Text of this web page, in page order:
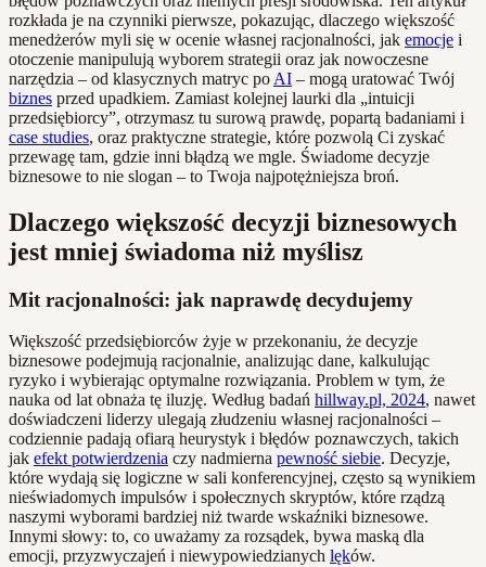
rozkłada je na czynniki pierwsze, pokazując, dlaczego większość
menedżerów myli się w ocenie własnej racjonalności, jak emocje i
otoczenie manipulują wyborem strategii oraz jak nowoczesne
narzędzia – od klasycznych matryc po AI – mogą uratować Twój
biznes przed upadkiem. Zamiast kolejnej laurki dla „intuicji
przedsiębiorcy”, otrzymasz tu surową prawdę, popartą badaniami i
case studies, oraz praktyczne strategie, które pozwolą Ci zyskać
przewagę tam, gdzie inni błądzą we mgle. Świadome decyzje
biznesowe to nie slogan – to Twoja najpotężniejsza broń.
Dlaczego większość decyzji biznesowych
jest mniej świadoma niż myślisz
Mit racjonalności: jak naprawdę decydujemy
Większość przedsiębiorców żyje w przekonaniu, że decyzje
biznesowe podejmują racjonalnie, analizując dane, kalkulując
ryzyko i wybierając optymalne rozwiązania. Problem w tym, że
nauka od lat obnaża tę iluzję. Według badań hillway.pl, 2024, nawet
doświadczeni liderzy ulegają złudzeniu własnej racjonalności –
codziennie padają ofiarą heurystyk i błędów poznawczych, takich
jak efekt potwierdzenia czy nadmierna pewność siebie. Decyzje,
które wydają się logiczne w sali konferencyjnej, często są wynikiem
nieświadomych impulsów i społecznych skryptów, które rządzą
naszymi wyborami bardziej niż twarde wskaźniki biznesowe.
Innymi słowy: to, co uważamy za rozsądek, bywa maską dla
emocji, przyzwyczajeń i niewypowiedzianych lęków.